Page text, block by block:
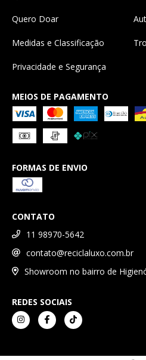
Quero Doar
Medidas e Classificação
Privacidade e Segurança
MEIOS DE PAGAMENTO
FORMAS DE ENVIO
CONTATO
11 98970-5642
contato@reciclaluxo.com.br
Showroom no bairro de
REDES SOCIAIS